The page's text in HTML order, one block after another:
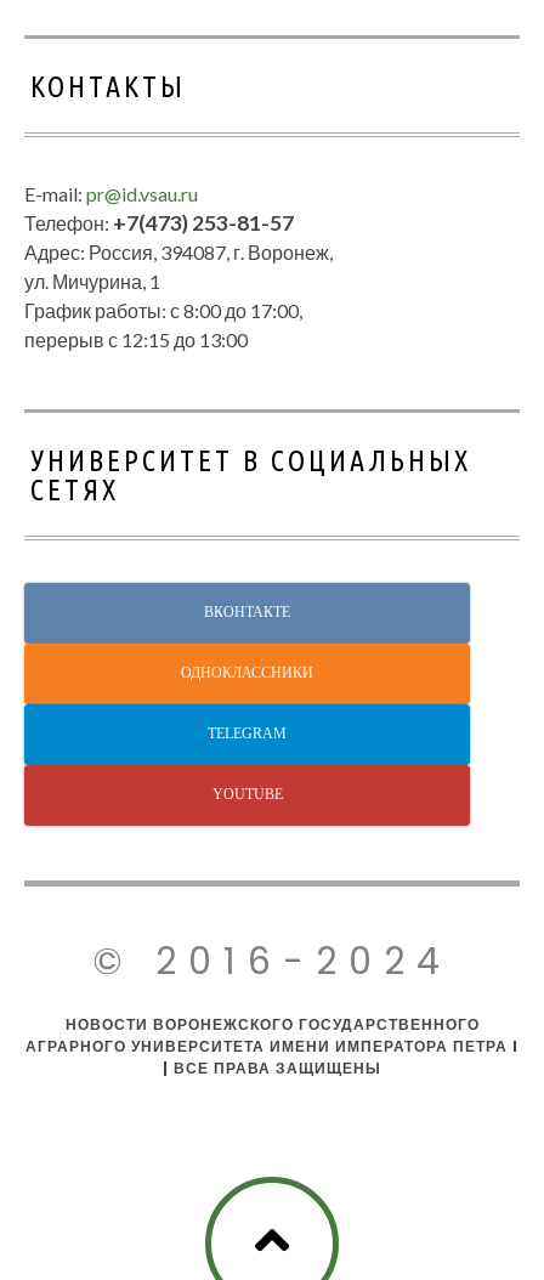
КОНТАКТЫ
E-mail: pr@id.vsau.ru
Телефон: +7(473) 253-81-57
Адрес: Россия, 394087, г. Воронеж,
ул. Мичурина, 1
График работы: с 8:00 до 17:00,
перерыв с 12:15 до 13:00
УНИВЕРСИТЕТ В СОЦИАЛЬНЫХ
СЕТЯХ
ВКОНТАКТЕ
ОДНОКЛАССНИКИ
TELEGRAM
YOUTUBE
© 2016-2024
НОВОСТИ ВОРОНЕЖСКОГО ГОСУДАРСТВЕННОГО
АГРАРНОГО УНИВЕРСИТЕТА ИМЕНИ ИМПЕРАТОРА ПЕТРА I
| ВСЕ ПРАВА ЗАЩИЩЕНЫ